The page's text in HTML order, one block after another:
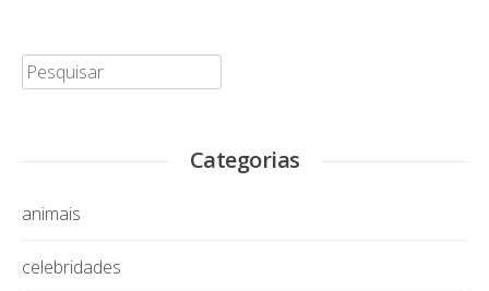
Pesquisar:
Categorias
animais
celebridades